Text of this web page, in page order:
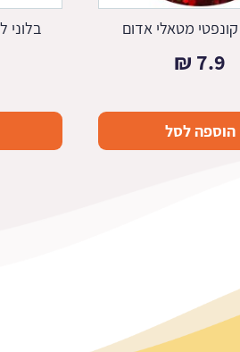
מטאלי אדום
7.9
₪
הוספה לסל
בלוני